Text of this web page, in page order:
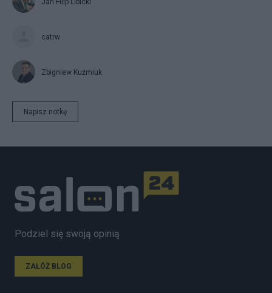
catrw
Zbigniew Kuźmiuk
Napisz notkę
Podziel się swoją opinią
ZAŁÓŻ BLOG